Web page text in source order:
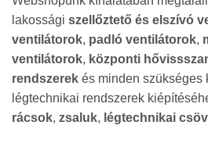
lakossági szellőztető és elszívó
ventilátorok, padló ventilátorok,
ventilátorok, központi
rendszerek és minden szükséges
légtechnikai rendszerek
rácsok, zsaluk, légtechnikai